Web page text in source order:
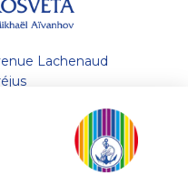
Lachenaud
email